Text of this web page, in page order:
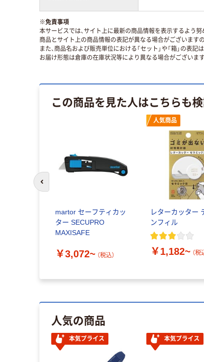
※免責事項
本サービスでは、サイト上に最新の商品情報を表示するよう努
商品とサイト上の商品情報の表記が異なる場合がございます
また、商品名および販売単位における「セット」や「箱」の表
お届け形態は倉庫の在庫状況等により異なる場合がございま
この商品を見た人はこちらも
martor セーフティカッ
ター SECUPRO
MAXISAFE
￥3,072~ （税込）
人気商品
レターカッター
ンフィル
￥1,182~ （税
人気の商品
本気プライス 本気プライス